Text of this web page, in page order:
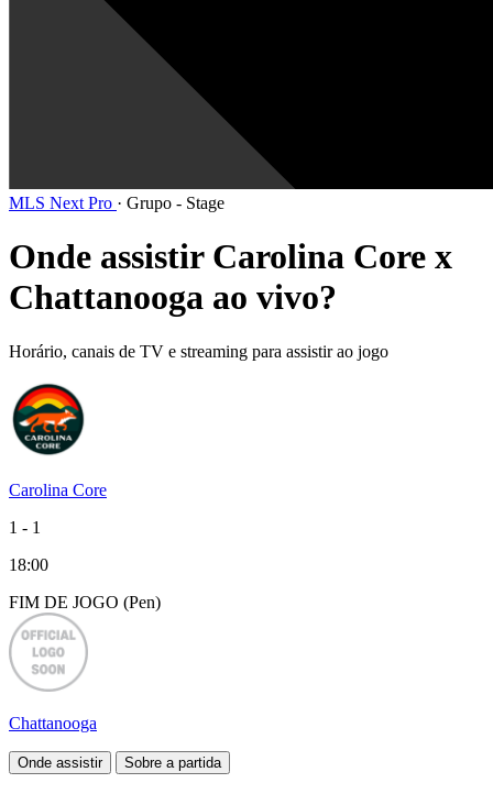
MLS Next Pro · Grupo - Stage
Onde assistir Carolina Core x
Chattanooga ao vivo?
Horário, canais de TV e streaming para assistir ao jogo
Carolina Core
1 - 1
18:00
FIM DE JOGO (Pen)
Chattanooga
Onde assistir Sobre a partida